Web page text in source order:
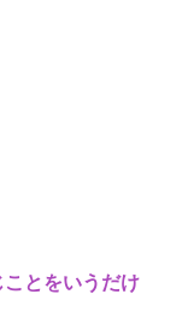
とをいうだけ